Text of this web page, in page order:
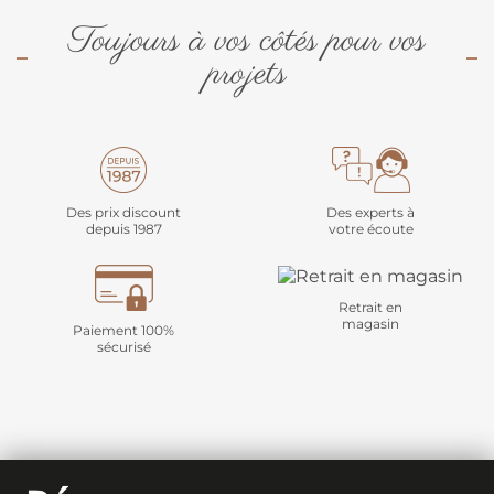
Toujours à vos côtés pour vos
projets
Des prix discount
depuis 1987
Des experts à
votre écoute
Paiement 100%
sécurisé
Retrait en
magasin